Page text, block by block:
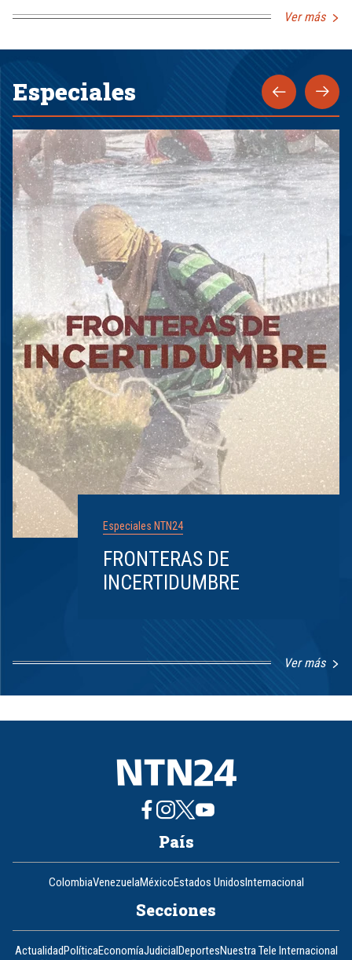
Ver más
Especiales
Especiales NTN24
FRONTERAS DE
INCERTIDUMBRE
Ver más
8
País
ColombiaVenezuelaMéxicoEstados UnidosInternacional
Secciones
ActualidadPolíticaEconomíaJudicialDeportesNuestra Tele Internacional